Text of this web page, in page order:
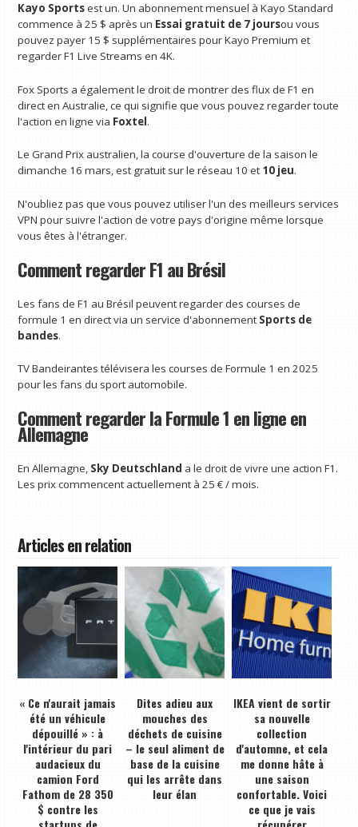
Kayo Sportsest un. Un abonnement mensuel à Kayo Standard
commence à 25 $ après un Essai gratuit de 7 joursou vous
pouvez payer 15 $ supplémentaires pour Kayo Premium et
regarder F1 Live Streams en 4K.
Fox Sports a également le droit de montrer des flux de F1 en
direct en Australie, ce qui signifie que vous pouvez regarder toute
l'action en ligne via Foxtel.
Le Grand Prix australien, la course d'ouverture de la saison le
dimanche 16 mars, est gratuit sur le réseau 10 et 10 jeu.
N'oubliez pas que vous pouvez utiliser l'un des meilleurs services
VPN pour suivre l'action de votre pays d'origine même lorsque
vous êtes à l'étranger.
Comment regarder F1 au Brésil
Les fans de F1 au Brésil peuvent regarder des courses de
formule 1 en direct via un service d'abonnement Sports de
bandes.
TV Bandeirantes télévisera les courses de Formule 1 en 2025
pour les fans du sport automobile.
Comment regarder la Formule 1 en ligne en
Allemagne
En Allemagne, Sky Deutschland a le droit de vivre une action F1.
Les prix commencent actuellement à 25 € / mois.
Articles en relation
« Ce n'aurait jamais
été un véhicule
dépouillé » : à
l'intérieur du pari
audacieux du
camion Ford
Fathom de 28 350
$ contre les
Dites adieu aux
mouches des
déchets de cuisine
– le seul aliment de
base de la cuisine
qui les arrête dans
leur élan
IKEA vient de sortir
sa nouvelle
collection
d'automne, et cela
me donne hâte à
une saison
confortable. Voici
ce que je vais